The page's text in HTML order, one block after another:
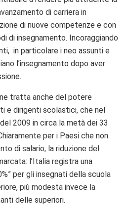
di carriera in
di nuove competenze e con
di insegnamento. Incoraggiando
in particolare i neo assunti e
l’insegnamento dopo aver
tratta anche del potere
e dirigenti scolastici, che nel
2009 in circa la metà dei 33
per i Paesi che non
di salario, la riduzione del
l’Italia registra una
per gli insegnati della scuola
più modesta invece la
delle superiori.